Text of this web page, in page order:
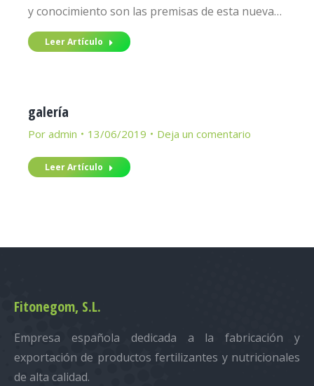
y conocimiento son las premisas de esta nueva…
Leer Artículo
galería
Por admin 13/06/2019 Deja un comentario
Leer Artículo
Fitonegom, S.L.
Empresa española dedicada a la fabricación y
exportación de productos fertilizantes y nutricionales
de alta calidad.